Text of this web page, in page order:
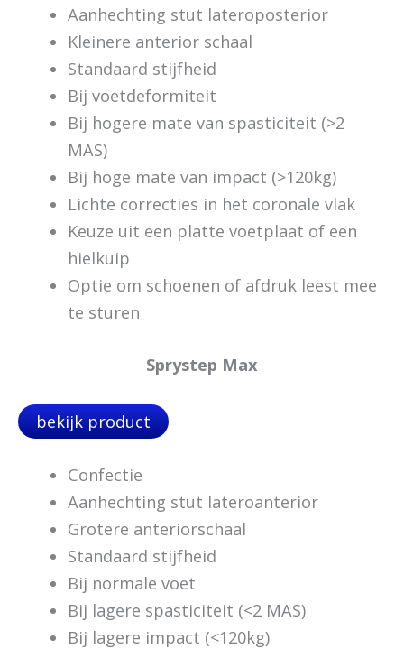
Aanhechting stut lateroposterior
Kleinere anterior schaal
Standaard stijfheid
Bij voetdeformiteit
Bij hogere mate van spasticiteit (>2
MAS)
Bij hoge mate van impact (>120kg)
Lichte correcties in het coronale vlak
Keuze uit een platte voetplaat of een
hielkuip
Optie om schoenen of afdruk leest mee
te sturen
Sprystep Max
bekijk product
Confectie
Aanhechting stut lateroanterior
Grotere anteriorschaal
Standaard stijfheid
Bij normale voet
Bij lagere spasticiteit (<2 MAS)
Bij lagere impact (<120kg)